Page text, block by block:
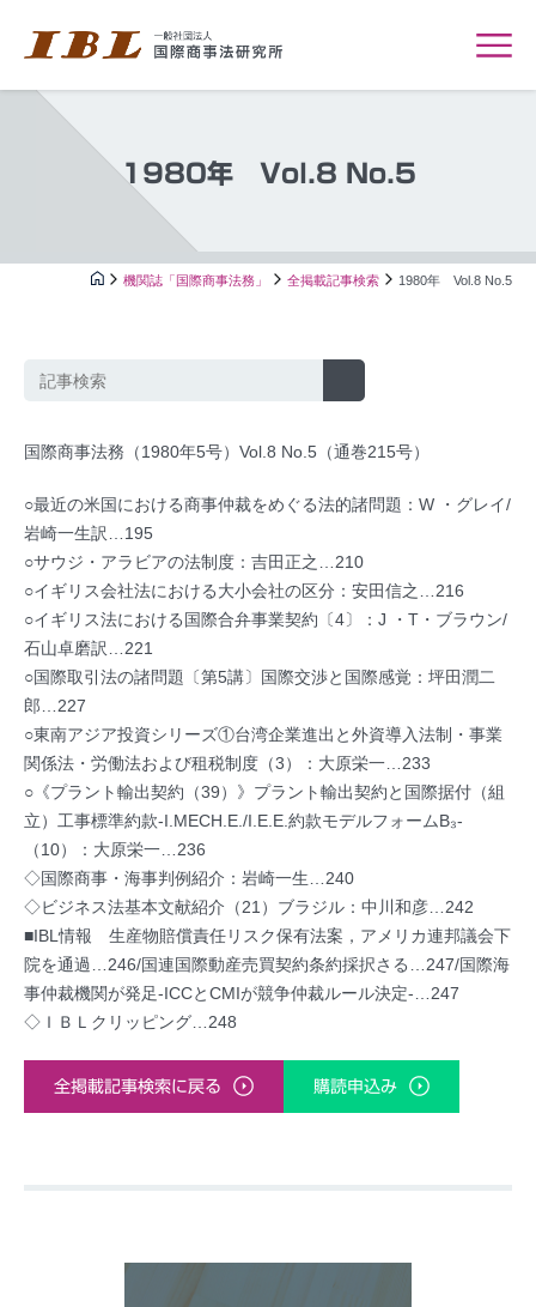
1980年 Vol.8 No.5
機関誌「国際商事法務」 全掲載記事検索 1980年 Vol.8 No.5
国際商事法務（1980年5号）Vol.8 No.5（通巻215号）
○最近の米国における商事仲裁をめぐる法的諸問題：W ・グレイ/
岩崎一生訳…195
○サウジ・アラビアの法制度：吉田正之…210
○イギリス会社法における大小会社の区分：安田信之…216
○イギリス法における国際合弁事業契約〔4〕：J ・T・ブラウン/
石山卓磨訳…221
○国際取引法の諸問題〔第5講〕国際交渉と国際感覚：坪田潤二
郎…227
○東南アジア投資シリーズ①台湾企業進出と外資導入法制・事業
関係法・労働法および租税制度（3）：大原栄一…233
○《プラント輸出契約（39）》プラント輸出契約と国際据付（組
立）工事標準約款-I.MECH.E./I.E.E.約款モデルフォームB₃-
（10）：大原栄一…236
◇国際商事・海事判例紹介：岩崎一生…240
◇ビジネス法基本文献紹介（21）ブラジル：中川和彦…242
■IBL情報 生産物賠償責任リスク保有法案，アメリカ連邦議会下
院を通過…246/国連国際動産売買契約条約採択さる…247/国際海
事仲裁機関が発足-ICCとCMIが競争仲裁ルール決定-…247
◇ＩＢＬクリッピング…248
全掲載記事検索に戻る 購読申込み